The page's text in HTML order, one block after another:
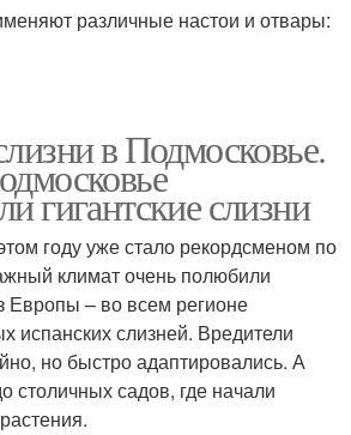
различные настои и отвары:
в Подмосковье.
гигантские слизни
году уже стало рекордсменом по
климат очень полюбили
Европы – во всем регионе
испанских слизней. Вредители
но быстро адаптировались. А
столичных садов, где начали